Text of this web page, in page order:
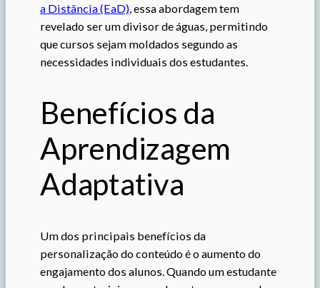
a Distância (EaD) , essa abordagem tem
revelado ser um divisor de águas, permitindo
que cursos sejam moldados segundo as
necessidades individuais dos estudantes.
Benefícios da
Aprendizagem
Adaptativa
Um dos principais benefícios da
personalização do conteúdo é o aumento do
engajamento dos alunos. Quando um estudante